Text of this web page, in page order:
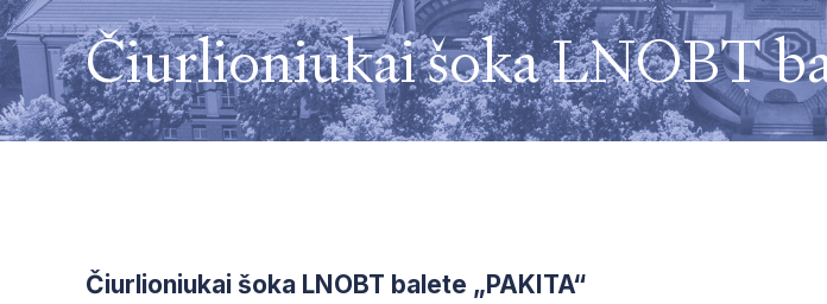
Čiurlioniukai šoka LNOBT
Čiurlioniukai šoka LNOBT balete „PAKITA“